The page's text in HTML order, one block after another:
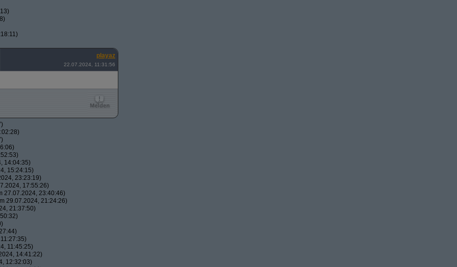
playaz
22.07.2024, 11:31:56
14:04:35)
15:24:15)
23:23:19)
17:55:26)
27.07.2024, 23:40:46)
29.07.2024, 21:24:26)
21:37:50)
11:45:25)
14:41:22)
12:32:03)